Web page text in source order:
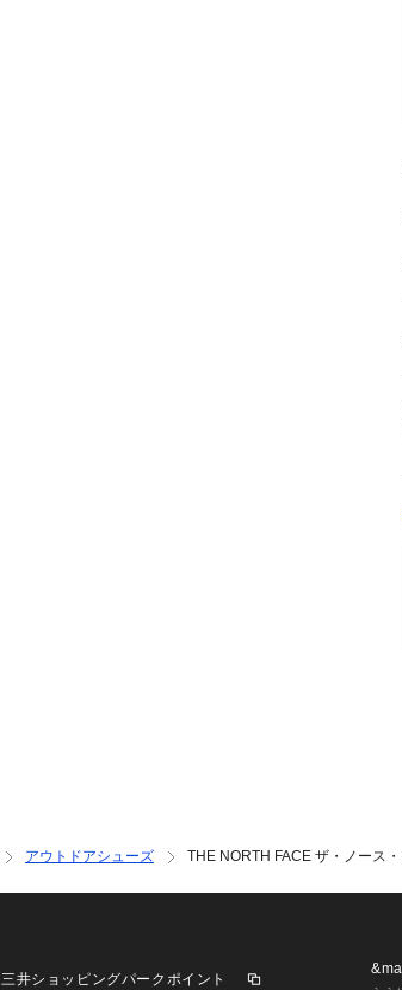
アウトドアシューズ THE NORTH FACE ザ・ノース
三井ショッピングパークポイント